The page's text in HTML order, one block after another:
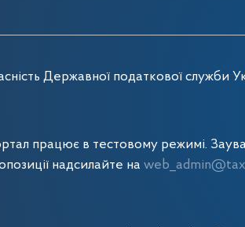
Державної податкової служби
працює в тестовому режимі.
надсилайте на